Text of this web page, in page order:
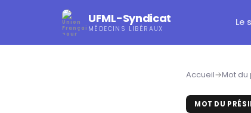
UFML-Syndicat
MÉDECINS LIBÉRAUX
Le
Accueil→Mot
MOT DU